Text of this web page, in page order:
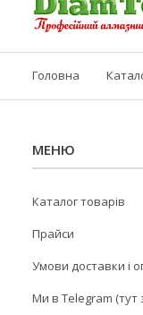
Головна
Каталог товарів
Прайси
Умови доставки і
Ми в Telegram (тут